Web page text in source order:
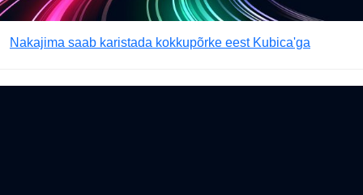
Nakajima saab karistada kokkupõrke eest Kubica'ga